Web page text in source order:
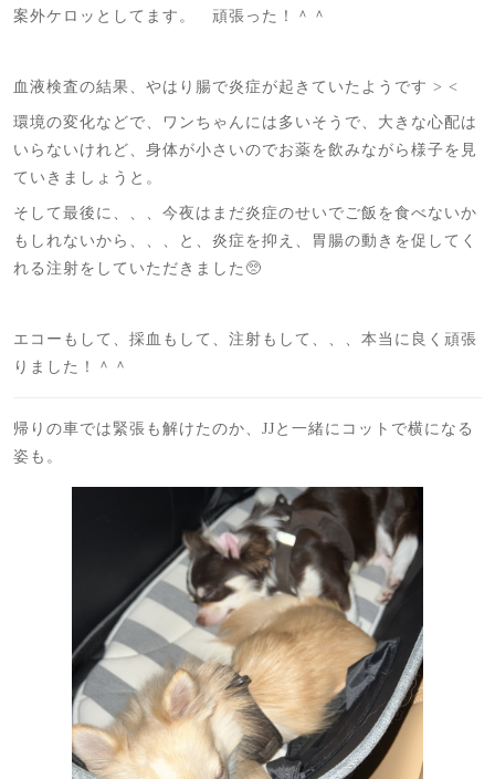
案外ケロッとしてます。 頑張った！＾＾
血液検査の結果、やはり腸で炎症が起きていたようです > <
環境の変化などで、ワンちゃんには多いそうで、大きな心配は
いらないけれど、身体が小さいのでお薬を飲みながら様子を見
ていきましょうと。
そして最後に、、、今夜はまだ炎症のせいでご飯を食べないか
もしれないから、、、と、炎症を抑え、胃腸の動きを促してく
れる注射をしていただきました🥺
エコーもして、採血もして、注射もして、、、本当に良く頑張
りました！＾＾
帰りの車では緊張も解けたのか、JJと一緒にコットで横になる
姿も。